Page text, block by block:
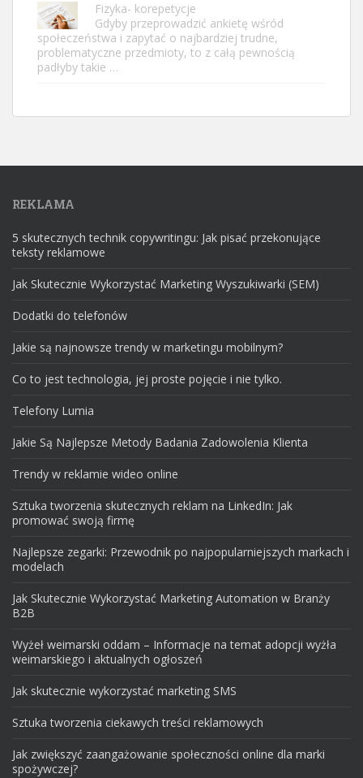
Fizyka- korepetycje
Gdyby przeprowadzić ankietę wśród
społeczeństwa i zapytać o najbardziej trudne,
problematyczne przedmioty, to z całą pewnością
padłyby takie …
REKLAMA
5 skutecznych technik copywritingu: Jak pisać przekonujące
teksty reklamowe
Jak Skutecznie Wykorzystać Marketing Wyszukiwarki (SEM)
Dodatki do telefonów
Jakie są najnowsze trendy w marketingu mobilnym?
Co to jest technologia, jej proste pojęcie i nie tylko.
Telefony Lumia
Jakie Są Najlepsze Metody Badania Zadowolenia Klienta
Trendy w reklamie wideo online
Sztuka tworzenia skutecznych reklam na LinkedIn: Jak
promować swoją firmę
Najlepsze zegarki: Przewodnik po najpopularniejszych markach i
modelach
Jak Skutecznie Wykorzystać Marketing Automation w Branży
B2B
Wyżeł weimarski oddam – Informacje na temat adopcji wyżła
weimarskiego i aktualnych ogłoszeń
Jak skutecznie wykorzystać marketing SMS
Sztuka tworzenia ciekawych treści reklamowych
Jak zwiększyć zaangażowanie społeczności online dla marki
spożywczej?